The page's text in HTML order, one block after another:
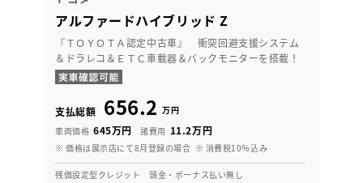
アルファードハイブリッド Z
『ＴＯＹＯＴＡ認定中古車』 衝突回避支援システム
＆ドラレコ＆ＥＴＣ車載器＆バックモニターを搭載！
支払総額 656.2 万円
車両価格 645万円 諸費用 11.2万円
※ 価格は展示店にて8月登録の場合 ※ 消費税10％込み
残価設定型クレジット 頭金・ボーナス払い無し